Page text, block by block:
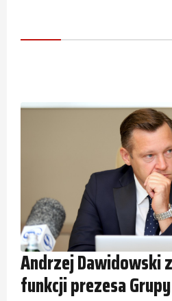
Andrzej Dawidowski
funkcji prezesa